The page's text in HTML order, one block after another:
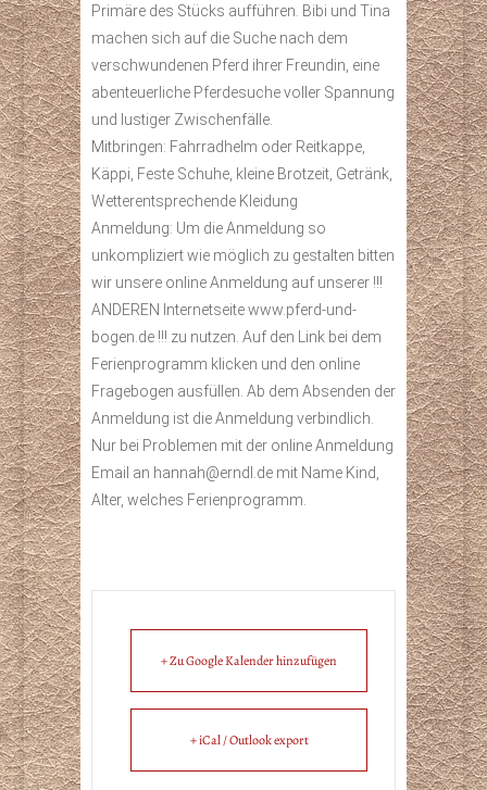
Primäre des Stücks aufführen. Bibi und Tina
machen sich auf die Suche nach dem
verschwundenen Pferd ihrer Freundin, eine
abenteuerliche Pferdesuche voller Spannung
und lustiger Zwischenfälle.
Mitbringen: Fahrradhelm oder Reitkappe,
Käppi, Feste Schuhe, kleine Brotzeit, Getränk,
Wetterentsprechende Kleidung
Anmeldung: Um die Anmeldung so
unkompliziert wie möglich zu gestalten bitten
wir unsere online Anmeldung auf unserer !!!
ANDEREN Internetseite www.pferd-und-
bogen.de !!! zu nutzen. Auf den Link bei dem
Ferienprogramm klicken und den online
Fragebogen ausfüllen. Ab dem Absenden der
Anmeldung ist die Anmeldung verbindlich.
Nur bei Problemen mit der online Anmeldung
Email an hannah@erndl.de mit Name Kind,
Alter, welches Ferienprogramm.
+ Zu Google Kalender hinzufügen
+ iCal / Outlook export